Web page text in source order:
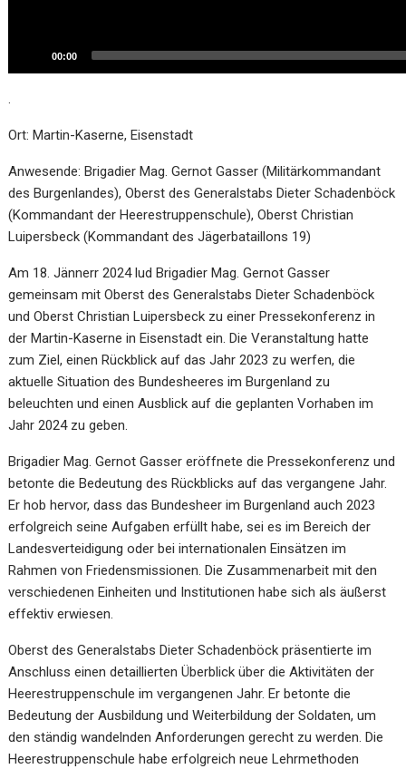
00:00
.
Ort: Martin-Kaserne, Eisenstadt
Anwesende: Brigadier Mag. Gernot Gasser (Militärkommandant
des Burgenlandes), Oberst des Generalstabs Dieter Schadenböck
(Kommandant der Heerestruppenschule), Oberst Christian
Luipersbeck (Kommandant des Jägerbataillons 19)
Am 18. Jännerr 2024 lud Brigadier Mag. Gernot Gasser
gemeinsam mit Oberst des Generalstabs Dieter Schadenböck
und Oberst Christian Luipersbeck zu einer Pressekonferenz in
der Martin-Kaserne in Eisenstadt ein. Die Veranstaltung hatte
zum Ziel, einen Rückblick auf das Jahr 2023 zu werfen, die
aktuelle Situation des Bundesheeres im Burgenland zu
beleuchten und einen Ausblick auf die geplanten Vorhaben im
Jahr 2024 zu geben.
Brigadier Mag. Gernot Gasser eröffnete die Pressekonferenz und
betonte die Bedeutung des Rückblicks auf das vergangene Jahr.
Er hob hervor, dass das Bundesheer im Burgenland auch 2023
erfolgreich seine Aufgaben erfüllt habe, sei es im Bereich der
Landesverteidigung oder bei internationalen Einsätzen im
Rahmen von Friedensmissionen. Die Zusammenarbeit mit den
verschiedenen Einheiten und Institutionen habe sich als äußerst
effektiv erwiesen.
Oberst des Generalstabs Dieter Schadenböck präsentierte im
Anschluss einen detaillierten Überblick über die Aktivitäten der
Heerestruppenschule im vergangenen Jahr. Er betonte die
Bedeutung der Ausbildung und Weiterbildung der Soldaten, um
den ständig wandelnden Anforderungen gerecht zu werden. Die
Heerestruppenschule habe erfolgreich neue Lehrmethoden